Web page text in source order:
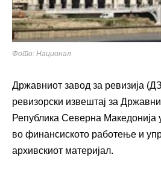
Фото: Национал
Државниот завод за ревизија
ревизорски извештај за
Република Северна Македонија
во финансиското работење и
архивскиот материјал.